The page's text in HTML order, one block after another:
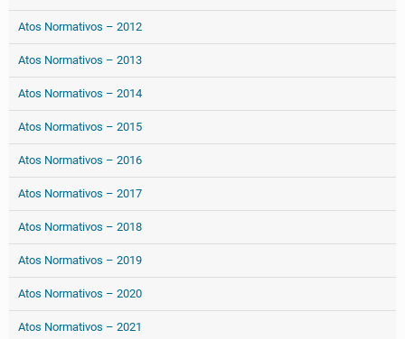
Atos Normativos – 2012
Atos Normativos – 2013
Atos Normativos – 2014
Atos Normativos – 2015
Atos Normativos – 2016
Atos Normativos – 2017
Atos Normativos – 2018
Atos Normativos – 2019
Atos Normativos – 2020
Atos Normativos – 2021